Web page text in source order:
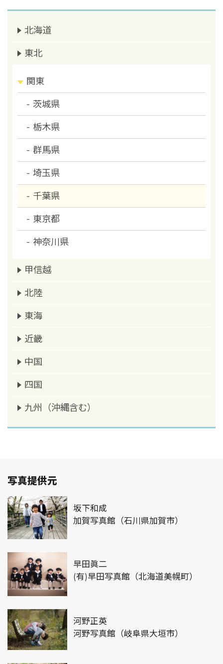
北海道
東北
関東
茨城県
栃木県
群馬県
埼玉県
千葉県
東京都
神奈川県
甲信越
北陸
東海
近畿
中国
四国
九州（沖縄含む）
写真提供元
坂下和成
加賀写真館（石川県加賀市）
早田眞二
(有)早田写真館（北海道美幌町）
河野正英
河野写真館（岐阜県大垣市）